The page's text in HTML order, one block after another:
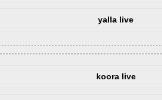
yalla live
koora live